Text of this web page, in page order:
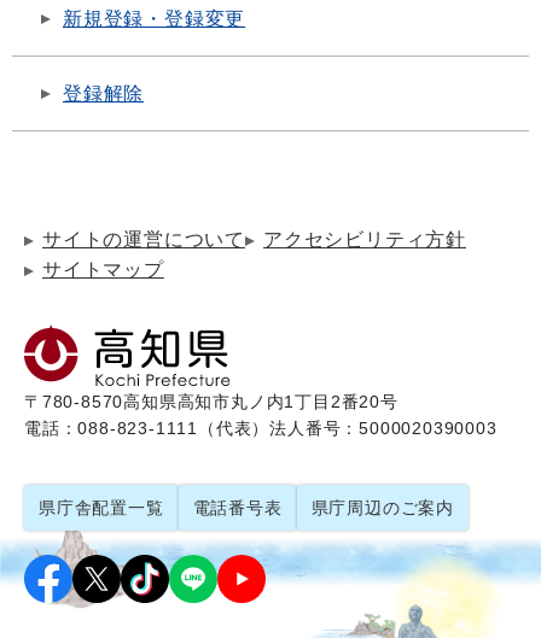
新規登録・登録変更
登録解除
サイトの運営について
アクセシビリティ方針
サイトマップ
〒780-8570高知県高知市丸ノ内1丁目2番20号
電話：088-823-1111（代表）法人番号：5000020390003
県庁舎配置一覧 電話番号表 県庁周辺のご案内